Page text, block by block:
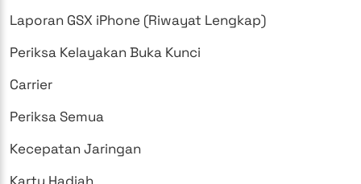
Laporan GSX iPhone (Riwayat Lengkap)
Periksa Kelayakan Buka Kunci
Carrier
Periksa Semua
Kecepatan Jaringan